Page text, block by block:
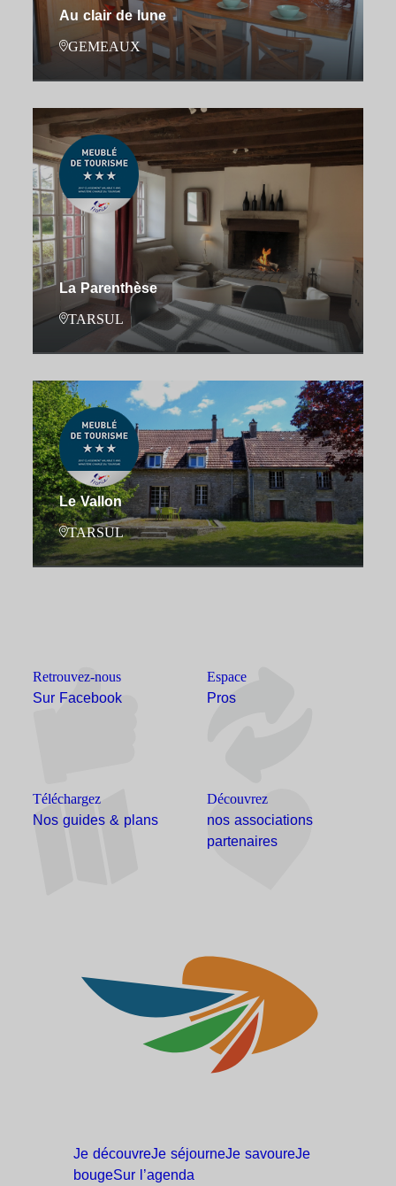
Au clair de lune
GEMEAUX
La Parenthèse
TARSUL
Le Vallon
TARSUL
Retrouvez-nous
Sur Facebook
Espace
Pros
Téléchargez
Nos guides & plans
Découvrez
nos associations
partenaires
Je découvreJe séjourneJe savoureJe
bougeSur l’agenda